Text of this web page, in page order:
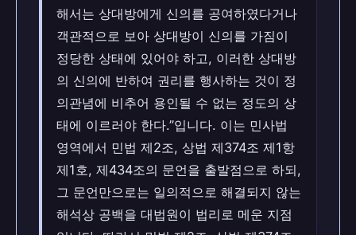
해서는 상대방에게 신의를 공여하였다거나
객관적으로 보아 상대방이 신의를 가짐이
정당한 상태에 있어야 하고, 이러한 상대방
의 신의에 반하여 권리를 행사하는 것이 정
의관념에 비추어 용인될 수 없는 정도의 상
태에 이르러야 한다.”입니다. 이는 민사법
영역에서 민법 제2조, 상법 제374조 제1항
제1호, 제434조의 문언을 출발점으로 하되,
그 문언만으로는 일의적으로 해결되지 않는
해석상 공백을 대법원이 법리로 메운 지점